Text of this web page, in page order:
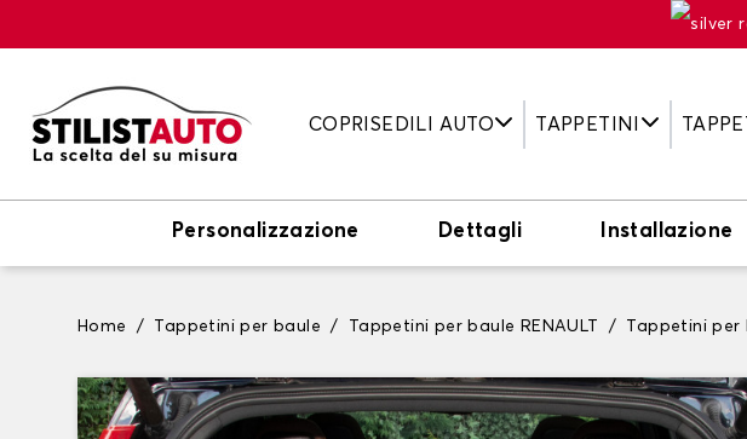
COPRISEDILI AUTO TAPPETINI
Personalizzazione Dettagli Installazione
Home Tappetini per baule Tappetini per baule RENAULT Tappetini per